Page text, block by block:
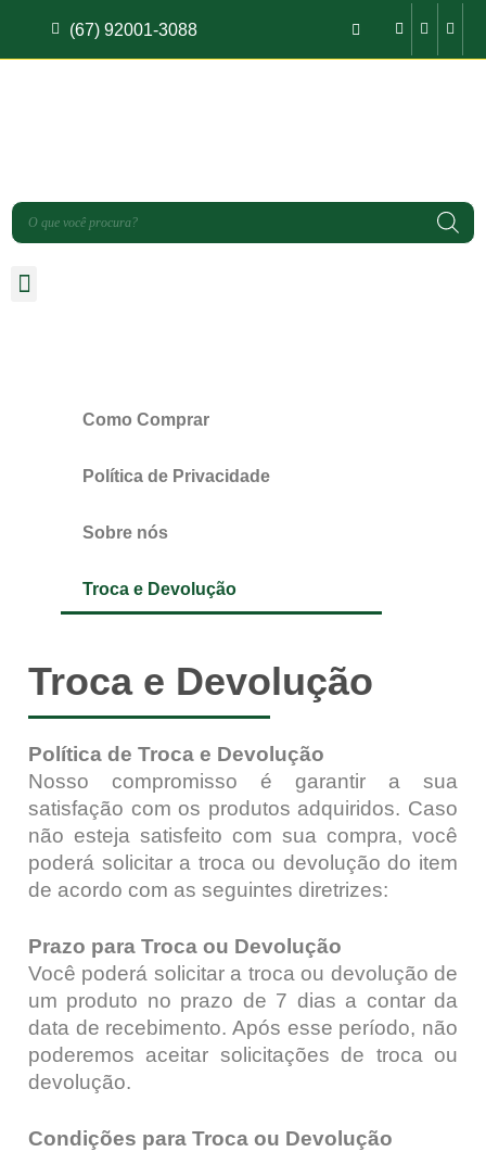
(67) 92001-3088
Como Comprar
Política de Privacidade
Sobre nós
Troca e Devolução
Troca e Devolução
Política de Troca e Devolução
Nosso compromisso é garantir a sua
satisfação com os produtos adquiridos. Caso
não esteja satisfeito com sua compra, você
poderá solicitar a troca ou devolução do item
de acordo com as seguintes diretrizes:
Prazo para Troca ou Devolução
Você poderá solicitar a troca ou devolução de
um produto no prazo de 7 dias a contar da
data de recebimento. Após esse período, não
poderemos aceitar solicitações de troca ou
devolução.
Condições para Troca ou Devolução